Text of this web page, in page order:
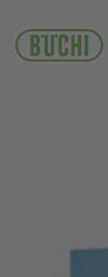
Inhalt